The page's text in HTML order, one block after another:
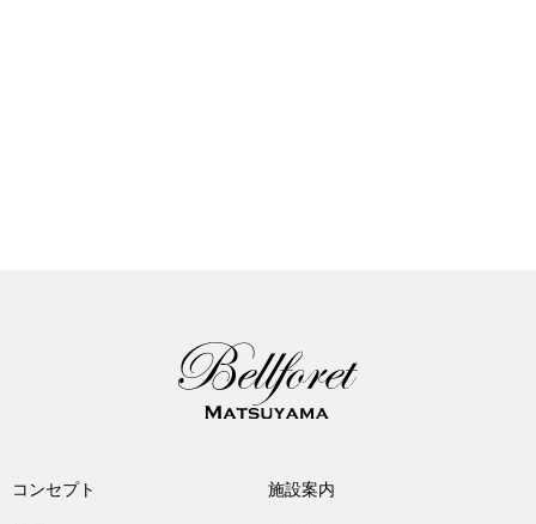
コンセプト
施設案内